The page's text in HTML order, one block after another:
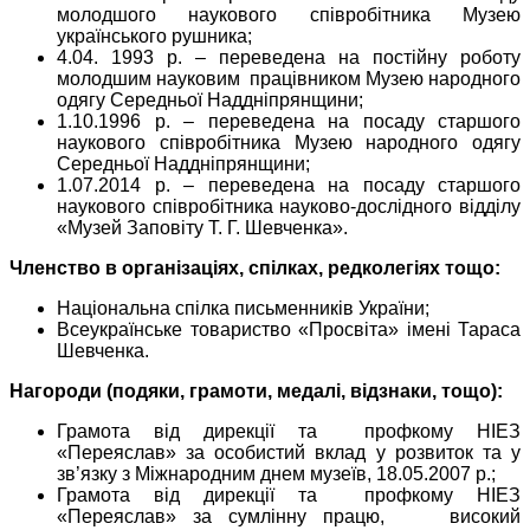
молодшого наукового співробітника Музею
українського рушника;
4.04. 1993 р. – переведена на постійну роботу
молодшим науковим працівником Музею народного
одягу Середньої Наддніпрянщини;
1.10.1996 р. – переведена на посаду старшого
наукового співробітника Музею народного одягу
Середньої Наддніпрянщини;
1.07.2014 р. – переведена на посаду старшого
наукового співробітника науково-дослідного відділу
«Музей Заповіту Т. Г. Шевченка».
Членство в організаціях, спілках, редколегіях тощо:
Національна спілка письменників України;
Всеукраїнське товариство «Просвіта» імені Тараса
Шевченка.
Нагороди (подяки, грамоти, медалі, відзнаки, тощо):
Грамота від дирекції та профкому НІЕЗ
«Переяслав» за особистий вклад у розвиток та у
зв’язку з Міжнародним днем музеїв, 18.05.2007 р.;
Грамота від дирекції та профкому НІЕЗ
«Переяслав» за сумлінну працю, високий